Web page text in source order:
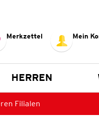
Merkzettel Mein
HERREN
Filialen